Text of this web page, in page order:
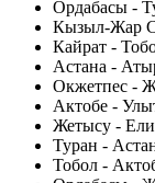
Ордабасы -
Кызыл-Жар
Кайрат -
Астана -
Окжетпес -
Актобе -
Жетысу -
Туран -
Тобол -